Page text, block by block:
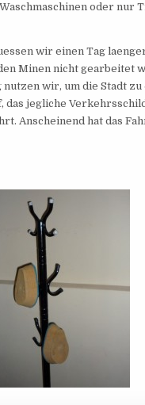
oder
wir einen Tag
Minen nicht gearbeitet
wir, um die Stadt
jegliche
Anscheinend hat das